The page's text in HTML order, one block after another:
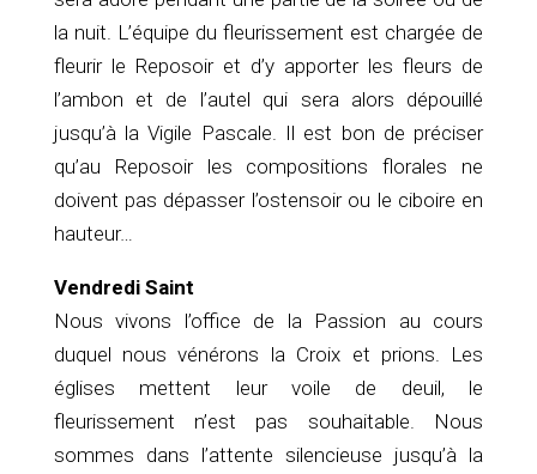
la nuit. L’équipe du fleurissement est chargée de
fleurir le Reposoir et d’y apporter les fleurs de
l’ambon et de l’autel qui sera alors dépouillé
jusqu’à la Vigile Pascale. Il est bon de préciser
qu’au Reposoir les compositions florales ne
doivent pas dépasser l’ostensoir ou le ciboire en
hauteur…
Vendredi Saint
Nous vivons l’office de la Passion au cours
duquel nous vénérons la Croix et prions. Les
églises mettent leur voile de deuil, le
fleurissement n’est pas souhaitable. Nous
sommes dans l’attente silencieuse jusqu’à la